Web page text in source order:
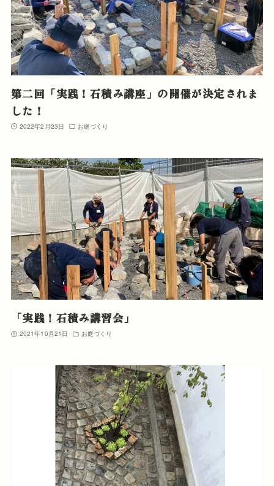
第二回「実践！石積み講座」の開催が決定されま
した！
2022年2月23日 お庭づくり
「実践！石積み講習会」
2021年10月21日 お庭づくり